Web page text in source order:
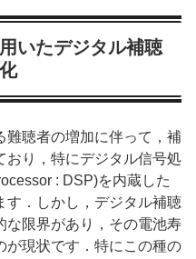
いたデジタル補聴
難聴者の増加に伴って，補
おり，特にデジタル信号処
: DSP)を内蔵した
す．しかし，デジタル補聴
な限界があり，その電池寿
が現状です．特にこの種の